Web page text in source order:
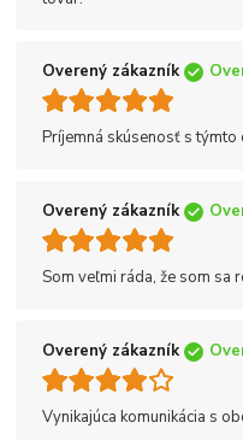
Overený zákazník
Príjemná skúsenosť s
Overený zákazník
Som veľmi ráda, že som sa
Overený zákazník
Vynikajúca komunikácia s